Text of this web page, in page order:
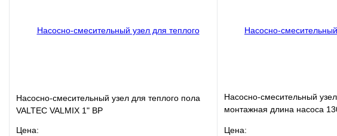
Насосно-смесительный узел для теплого пола
VALTEC VALMIX 1" ВР
Цена:
Насосно-смесительный
монтажная длина насоса
Цена: